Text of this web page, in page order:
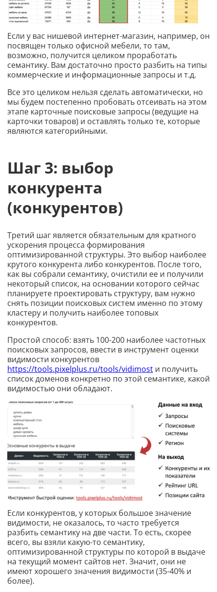
Если у вас нишевой интернет-магазин, например, он
посвящен только офисной мебели, то там,
возможно, получится целиком проработать
семантику. Вам достаточно просто разбить на типы
коммерческие и информационные запросы и т.д.
Все это целиком нельзя сделать автоматически, но
мы будем постепенно пробовать отсеивать на этом
этапе карточные поисковые запросы (ведущие на
карточки товаров) и оставлять только те, которые
являются категорийными.
Шаг 3: выбор
конкурента
(конкурентов)
Третий шаг является обязательным для кратного
ускорения процесса формирования
оптимизированной структуры. Это выбор наиболее
крутого конкурента либо конкурентов. После того,
как вы собрали семантику, очистили ее и получили
некоторый список, на основании которого сейчас
планируете проектировать структуру, вам нужно
снять позиции поисковых систем именно по этому
кластеру и получить наиболее топовых
конкурентов.
Простой способ: взять 100-200 наиболее частотных
поисковых запросов, ввести в инструмент оценки
видимости конкурентов
https://tools.pixelplus.ru/tools/vidimost и получить
список доменов конкретно по этой семантике, какой
видимостью они обладают.
Если конкурентов, у которых большое значение
видимости, не оказалось, то часто требуется
разбить семантику на две части. То есть, скорее
всего, вы взяли какую-то семантику,
оптимизированной структуры по которой в выдаче
на текущий момент сайтов нет. Значит, они не
имеют хорошего значения видимости (35-40% и
более).